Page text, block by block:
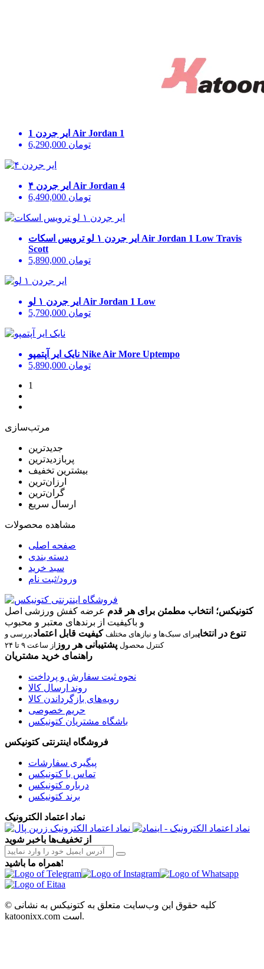
ایر جردن 1 Air Jordan 1
6,290,000 تومان
ایر جردن ۴ Air Jordan 4
6,490,000 تومان
ایر جردن ۱ لو ترویس اسکات Air Jordan 1 Low Travis
Scott
5,890,000 تومان
ایر جردن ۱ لو Air Jordan 1 Low
5,790,000 تومان
نایک ایر آپتمپو Nike Air More Uptempo
5,890,000 تومان
1
مرتب‌سازی
جدیدترین
پربازدیدترین
بیشترین تخفیف
ارزان‌ترین
گران‌ترین
ارسال سریع
مشاهده محصولات
صفحه اصلی
دسته بندی
سبد خرید
ورود/ثبت نام
کتونیکس؛ انتخاب مطمئن برای هر قدم عرضه کفش ورزشی اصل
و باکیفیت از برندهای معتبر و محبوب
تنوع در انتخاببرای سبک‌ها و نیازهای مختلف کیفیت قابل اعتمادبررسی و
کنترل محصول پشتیبانی هر روز از ساعت ۹ تا ۲۴
راهنمای خرید مشتریان
نحوه ثبت سفارش و پرداخت
روند ارسال کالا
رویه‌های بازگرداندن کالا
حریم خصوصی
باشگاه مشتریان کتونیکس
فروشگاه اینترنتی کتونیکس
پیگیری سفارشات
تماس با کتونیکس
درباره کتونیکس
برند کتونیکس
نماد اعتماد الکترونیک
از تخفیف‌ها باخبر شوید
همراه ما باشید!
© کلیه حقوق این وب‌سایت متعلق به کتونیکس به نشانی
katoonixx.com است.